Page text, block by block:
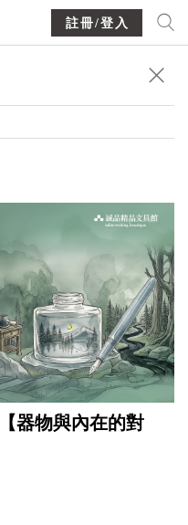
註冊/登入
器物與內在的對